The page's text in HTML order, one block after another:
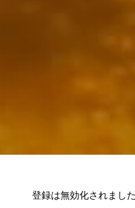
登録は無効化されました